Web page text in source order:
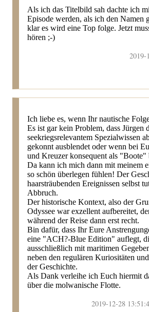
Als ich das Titelbild sah dachte ich
Episode werden, als ich den Namen
klar es wird eine Top folge. Jetzt
hören ;-)
2019-
Ich liebe es, wenn Ihr nautische
Es ist gar kein Problem, dass Jürgen
seekriegsrelevantem Spezialwissen
gekonnt ausblendet oder wenn bei
und Kreuzer konsequent als "Boote"
Da kann ich mich dann mit meinem
so schön überlegen fühlen! Der
haarsträubenden Ereignissen selbst
Abbruch.
Der historische Kontext, also der
Odyssee war exzellent aufbereitet,
während der Reise dann erst recht.
Bin dafür, dass Ihr Eure
eine "ACH?-Blue Edition" auflegt,
ausschließlich mit maritimen
neben den regulären Kuriositäten
der Geschichte.
Als Dank verleihe ich Euch hiermit
über die molwanische Flotte.
2019-12-28